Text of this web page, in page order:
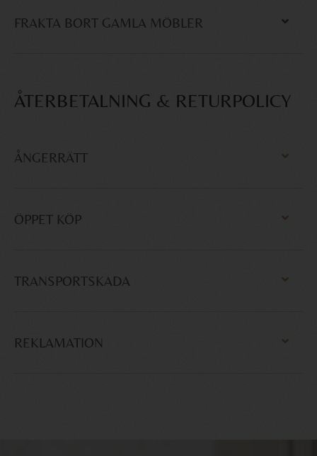
FRAKTA BORT GAMLA MÖBLER
ÅTERBETALNING & RETURPOLICY
ÅNGERRÄTT
ÖPPET KÖP
TRANSPORTSKADA
REKLAMATION